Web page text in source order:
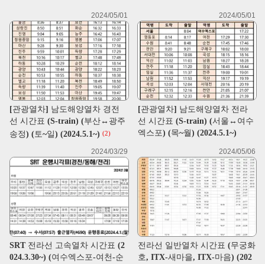
2024/05/01
[관광열차] 남도해양열차 경전
선 시간표 (S-train) (부산↔광주
송정) (토~일) (2024.5.1~)(2)
2024/05/01
[관광열차] 남도해양열차 전라
선 시간표 (S-train) (서울↔여수
엑스포) (목~월) (2024.5.1~)
2024/03/29
SRT 전라선 고속열차 시간표 (2
024.3.30~) (여수엑스포-여천-순
2024/05/06
전라선 일반열차 시간표 (무궁화
호, ITX-새마을, ITX-마음) (202